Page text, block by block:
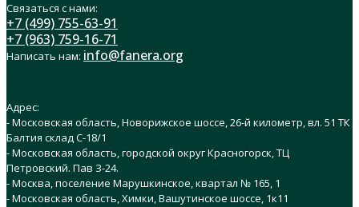
Связаться с нами:
+7 (499) 755-63-91
+7 (963) 759-16-71
Написать нам: info@fanera.org
Адрес:
- Московская область, Новорижское шоссе, 26-й километр, вл. 51 ТК
Балтия склад C-18/1
- Московская область, городской округ Красногорск, ТЦ
Петровский. Пав З-24.
- Москва, поселение Марушкинское, квартал № 165, 1
- Московская область, Химки, Вашутинское шоссе, 1к11